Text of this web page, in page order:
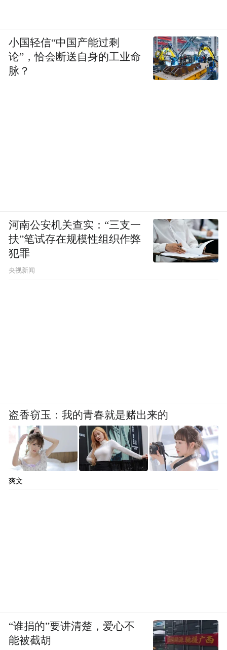
小国轻信“中国产能过剩
论”，恰会断送自身的工业命
脉？
河南公安机关查实：“三支一
扶”笔试存在规模性组织作弊
犯罪
央视新闻
盗香窃玉：我的青春就是赌出来的
爽文
“谁捐的”要讲清楚，爱心不
能被截胡